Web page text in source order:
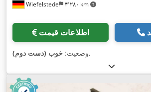
Wiefelstede ۴٬۲۸۰ km
اطلاعات قیمت
وضعیت: خوب (دست دوم) ,